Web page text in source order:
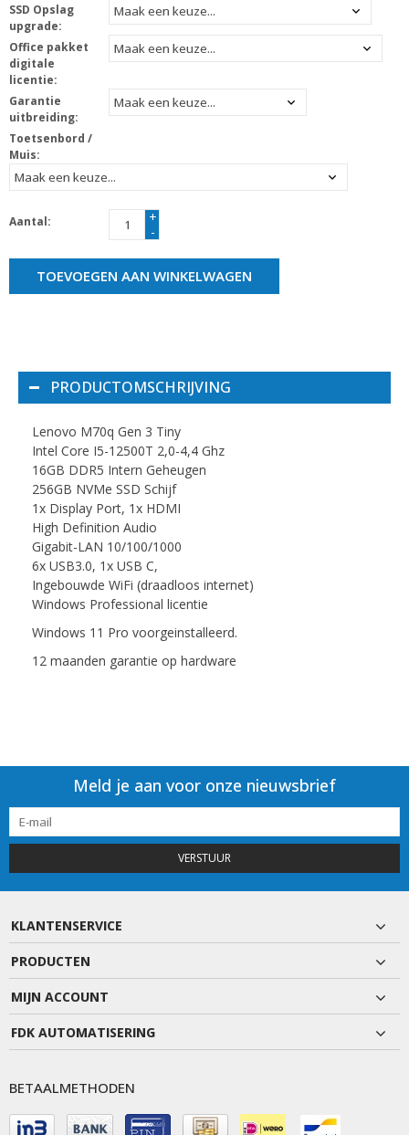
SSD Opslag
upgrade:
Office pakket
digitale
licentie:
Garantie
uitbreiding:
Toetsenbord /
Muis:
Aantal:
+
-
TOEVOEGEN AAN WINKELWAGEN
PRODUCTOMSCHRIJVING
Lenovo M70q Gen 3 Tiny
Intel Core I5-12500T 2,0-4,4 Ghz
16GB DDR5 Intern Geheugen
256GB NVMe SSD Schijf
1x Display Port, 1x HDMI
High Definition Audio
Gigabit-LAN 10/100/1000
6x USB3.0, 1x USB C,
Ingebouwde WiFi (draadloos internet)
Windows Professional licentie
Windows 11 Pro voorgeinstalleerd.
12 maanden garantie op hardware
Meld je aan voor onze nieuwsbrief
VERSTUUR
KLANTENSERVICE
PRODUCTEN
MIJN ACCOUNT
FDK AUTOMATISERING
BETAALMETHODEN